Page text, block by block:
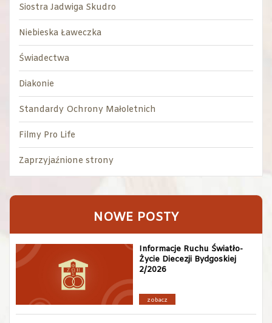
Siostra Jadwiga Skudro
Niebieska Ławeczka
Świadectwa
Diakonie
Standardy Ochrony Małoletnich
Filmy Pro Life
Zaprzyjaźnione strony
NOWE POSTY
Informacje Ruchu Światło-
Życie Diecezji Bydgoskiej
2/2026
zobacz